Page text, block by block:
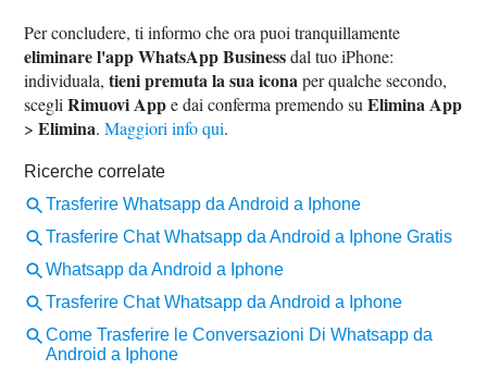
Per concludere, ti informo che ora puoi tranquillamente
eliminare l'app WhatsApp Businessdal tuo iPhone:
individuala,tieni premuta la sua icona per qualche secondo,
scegliRimuovi Appe dai conferma premendo suElimina App
>Elimina.Maggiori info qui.